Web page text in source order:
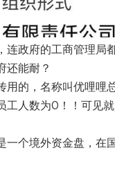
连政府的工商管理
还能耐？
用的，名称叫优哩
工人数为0！！可见
一个境外资金盘，在